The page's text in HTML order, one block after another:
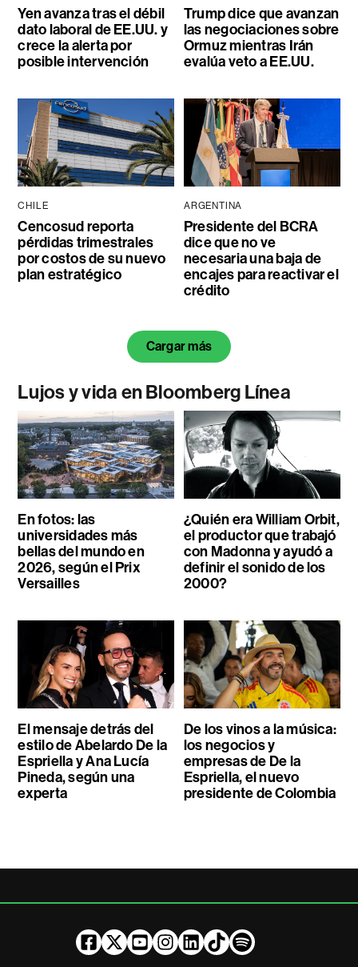
Yen avanza tras el débil
dato laboral de EE.UU. y
crece la alerta por
posible intervención
Trump dice que avanzan
las negociaciones sobre
Ormuz mientras Irán
evalúa veto a EE.UU.
CHILE
Cencosud reporta
pérdidas trimestrales
por costos de su nuevo
plan estratégico
ARGENTINA
Presidente del BCRA
dice que no ve
necesaria una baja de
encajes para reactivar el
crédito
Cargar más
Lujos y vida en Bloomberg Línea
En fotos: las
universidades más
bellas del mundo en
2026, según el Prix
Versailles
¿Quién era William Orbit,
el productor que trabajó
con Madonna y ayudó a
definir el sonido de los
2000?
El mensaje detrás del
estilo de Abelardo De la
Espriella y Ana Lucía
Pineda, según una
experta
De los vinos a la música:
los negocios y
empresas de De la
Espriella, el nuevo
presidente de Colombia